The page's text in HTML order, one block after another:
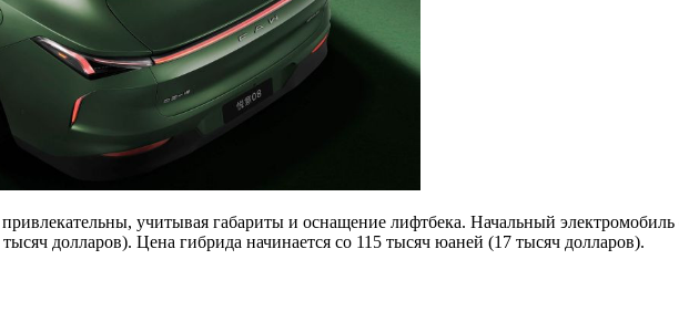
учитывая габариты и оснащение лифтбека. Начальный
долларов). Цена гибрида начинается со 115 тысяч юаней (17 тысяч долларов).